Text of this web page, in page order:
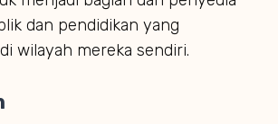
dan pendidikan yang
wilayah mereka sendiri.